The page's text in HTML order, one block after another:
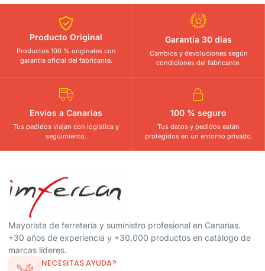
Producto Original
Productos 100 % originales con
garantía oficial del fabricante.
Garantía 30 días
Cambios y devoluciones según
condiciones del fabricante.
Envíos a Canarias
Tus pedidos viajan con logística y
seguimiento.
100 % seguro
Tus datos y pedidos están
protegidos en un entorno privado.
Mayorista de ferretería y suministro profesional en Canarias.
+30 años de experiencia y +30.000 productos en catálogo de
marcas líderes.
NECESITAS AYUDA?